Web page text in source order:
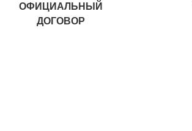
ОФИЦИАЛЬНЫЙ
ДОГОВОР